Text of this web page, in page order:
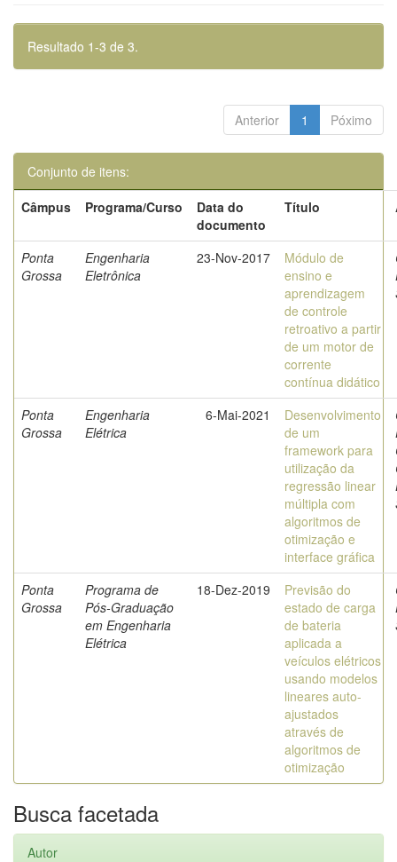
Resultado 1-3 de 3.
Anterior 1 Póximo
Conjunto de itens:
Câmpus
Programa/Curso
Data do
documento
Título
Ponta
Grossa
Engenharia
Eletrônica
23-Nov-2017
Módulo de
ensino e
aprendizagem
de controle
retroativo a partir
de um motor de
corrente
contínua didático
Ponta
Grossa
Engenharia
Elétrica
6-Mai-2021
Desenvolvimento
de um
framework para
utilização da
regressão linear
múltipla com
algoritmos de
otimização e
interface gráfica
Ponta
Grossa
Programa de
Pós-Graduação
em Engenharia
Elétrica
18-Dez-2019
Previsão do
estado de carga
de bateria
aplicada a
veículos elétricos
usando modelos
lineares auto-
ajustados
através de
algoritmos de
otimização
Busca facetada
Autor